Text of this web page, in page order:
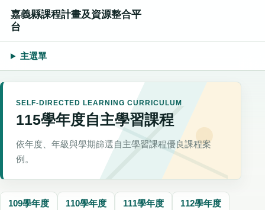
嘉義縣課程計畫及資源整合平
台
主選單
SELF-DIRECTED LEARNING CURRICULUM
115學年度自主學習課程
依年度、年級與學期篩選自主學習課程優良課程案
例。
109學年度 110學年度 111學年度 112學年度